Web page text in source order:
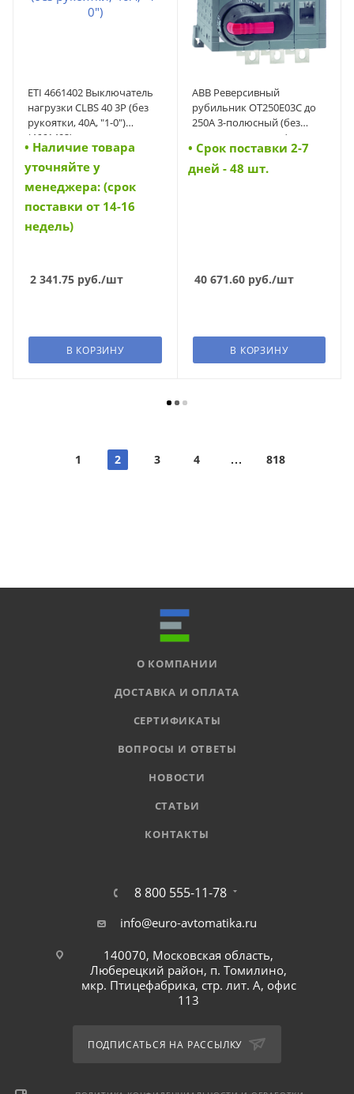
ETI 4661402 Выключатель
нагрузки CLBS 40 3P (без
рукоятки, 40A, "1-0")
(4661402)
• Наличие товара
уточняйте у
менеджера: (срок
поставки от 14-16
недель)
2 341.75 руб./шт
В КОРЗИНУ
АВВ Реверсивный
рубильник OT250E03C до
250A 3-полюсный (без
ручки уп равления)
(1SCA022764R3060)
(1SCA022764R3060)
• Cрок поставки 2-7
дней - 48 шт.
40 671.60руб./шт
В КОРЗИНУ
1 2 3 4 818
О КОМПАНИИ
ДОСТАВКА И ОПЛАТА
СЕРТИФИКАТЫ
ВОПРОСЫ И ОТВЕТЫ
НОВОСТИ
СТАТЬИ
КОНТАКТЫ
8 800 555-11-78
info@euro-avtomatika.ru
140070, Московская область,
Люберецкий район, п. Томилино,
мкр. Птицефабрика, стр. лит. А, офис
113
ПОДПИСАТЬСЯ НА РАССЫЛКУ